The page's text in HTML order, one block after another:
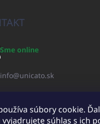
súbory cookie.
súhlas s ich
Sme online
info@unicato.sk